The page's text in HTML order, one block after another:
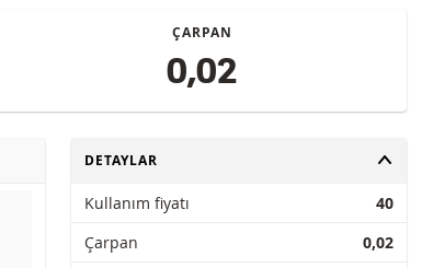
ÇARPAN
0,02
AÇ
DETAYLAR
Kullanım fiyatı
40
Çarpan
0,02